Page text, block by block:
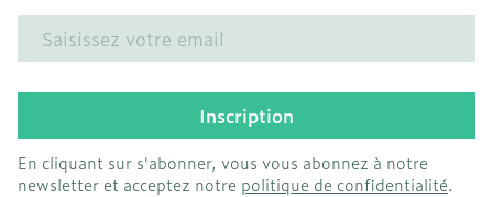
Adresse mail
Inscription
En cliquant sur s'abonner, vous vous abonnez à notre
newsletter et acceptez notre politique de confidentialité.